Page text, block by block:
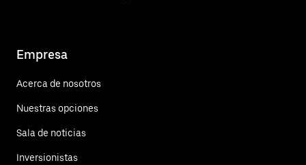
Empresa
Acerca de nosotros
Nuestras opciones
Sala de noticias
Inversionistas